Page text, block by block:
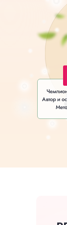
Автор и